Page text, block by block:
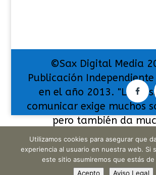
©Sax Digital Media
Publicación
en el año 2013. "La
comunicar exige muchos
pero también da
satisfacciones".
Utilizamos cookies para asegurar que
experiencia al usuario en nuestra web. Si
este sitio asumiremos que estás de
Acepto
Aviso Legal